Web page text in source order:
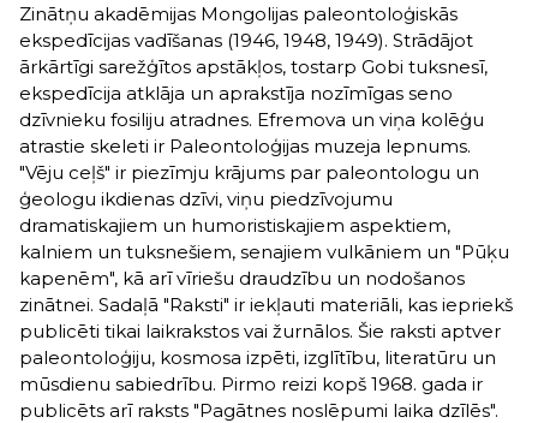
Zinātņu akadēmijas Mongolijas paleontoloģiskās
ekspedīcijas vadīšanas (1946, 1948, 1949). Strādājot
ārkārtīgi sarežģītos apstākļos, tostarp Gobi tuksnesī,
ekspedīcija atklāja un aprakstīja nozīmīgas seno
dzīvnieku fosiliju atradnes. Efremova un viņa kolēģu
atrastie skeleti ir Paleontoloģijas muzeja lepnums.
"Vēju ceļš" ir piezīmju krājums par paleontologu un
ģeologu ikdienas dzīvi, viņu piedzīvojumu
dramatiskajiem un humoristiskajiem aspektiem,
kalniem un tuksnešiem, senajiem vulkāniem un "Pūķu
kapenēm", kā arī vīriešu draudzību un nodošanos
zinātnei. Sadaļā "Raksti" ir iekļauti materiāli, kas iepriekš
publicēti tikai laikrakstos vai žurnālos. Šie raksti aptver
paleontoloģiju, kosmosa izpēti, izglītību, literatūru un
mūsdienu sabiedrību. Pirmo reizi kopš 1968. gada ir
publicēts arī raksts "Pagātnes noslēpumi laika dzīlēs".